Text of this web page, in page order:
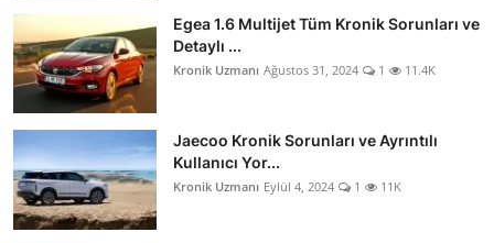
Egea 1.6 Multijet Tüm Kronik Sorunları ve
Detaylı ...
Kronik Uzmanı Ağustos 31, 2024 1 11.4K
Jaecoo Kronik Sorunları ve Ayrıntılı
Kullanıcı Yor...
Kronik Uzmanı Eylül 4, 2024 1 11K